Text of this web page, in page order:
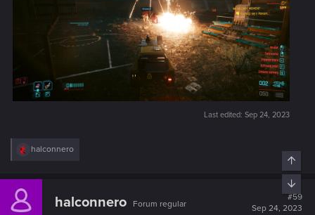
Last edited: Sep 24, 2023
R
c
i
halconnero
halconnero Forum regular
#59
Sep 24, 2023
Top